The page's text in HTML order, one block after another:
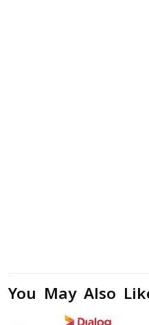
You May Also